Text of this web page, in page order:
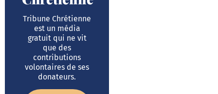
Tribune Chrétienne
est un média
gratuit qui ne vit
que des
contributions
volontaires de ses
donateurs.